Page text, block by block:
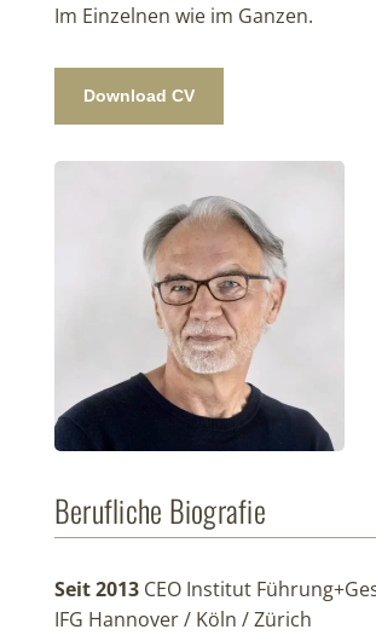
Im Einzelnen wie im Ganzen.
Download CV
Berufliche Biografie
Seit 2013CEO Institut
IFG Hannover / Köln / Zürich